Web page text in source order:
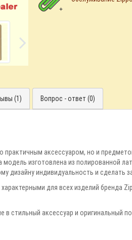
(1) Вопрос - ответ (0)
аксессуаром, но и
изготовлена из полированной
индивидуальность и сделать
для всех изделий бренда
стильный аксессуар и оригинальный